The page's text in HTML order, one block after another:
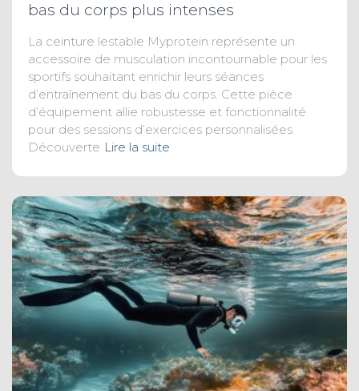
bas du corps plus intenses
La ceinture lestable Myprotein représente un
accessoire de musculation incontournable pour les
sportifs souhaitant enrichir leurs séances
d’entraînement du bas du corps. Cette pièce
d’équipement allie robustesse et fonctionnalité
pour des sessions d’exercices personnalisées.
Découverte Lire la suite